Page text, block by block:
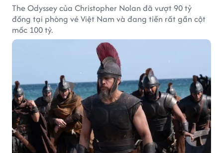
The Odyssey của Christopher Nolan đã vượt 90 tỷ
đồng tại phòng vé Việt Nam và đang tiến rất gần cột
mốc 100 tỷ.